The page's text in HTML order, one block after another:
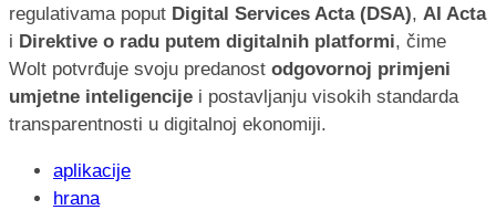
regulativama poput Digital Services Acta (DSA), AI Acta
i Direktive o radu putem digitalnih platformi, čime
Wolt potvrđuje svoju predanost odgovornoj primjeni
umjetne inteligencije i postavljanju visokih standarda
transparentnosti u digitalnoj ekonomiji.
aplikacije
hrana